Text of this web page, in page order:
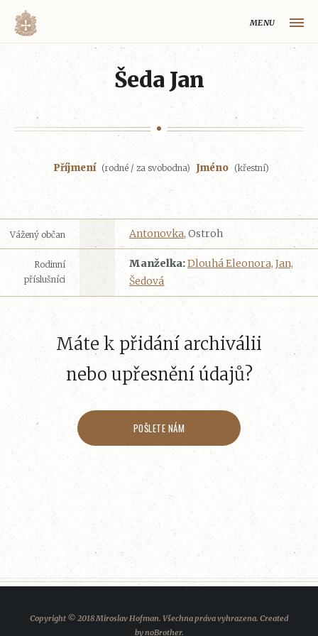
HLAVNÍ STRÁNKA
MAPA VOLYŇSKÉ OBLASTI
REJSTŘÍK
O PROJEKTU
Volynaci.cz
MENU
Šeda Jan
Příjmení (rodné / za svobodna) Jméno (křestní)
Vážený občan Antonovka, Ostroh
Rodinní
příslušníci
Manželka:Dlouhá Eleonora, Jan,
Šedová
Máte k přidání archiválii
nebo upřesnění údajů?
POŠLETE NÁM
Copyright © 2018 Miroslav Hofman. Všechna práva vyhrazena. Created
bynoBrother.